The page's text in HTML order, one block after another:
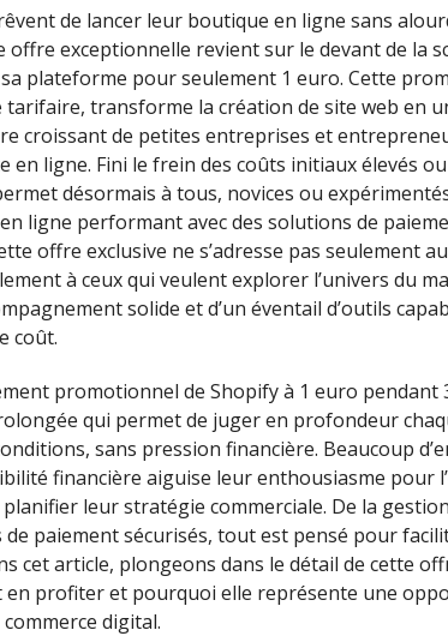
de lancer leur boutique en ligne sans
offre exceptionnelle revient sur le devant de la
sa plateforme pour seulement 1 euro. Cette
tarifaire, transforme la création de site web en
croissant de petites entreprises et
en ligne. Fini le frein des coûts initiaux élevés
désormais à tous, novices ou
ligne performant avec des solutions de
offre exclusive ne s’adresse pas seulement
à ceux qui veulent explorer l’univers du
solide et d’un éventail d’outils
coût.
promotionnel de Shopify à 1 euro pendant
qui permet de juger en profondeur
sans pression financière. Beaucoup
financière aiguise leur enthousiasme pour
leur stratégie commerciale. De la
de paiement sécurisés, tout est pensé pour
cet article, plongeons dans le détail de cette
en profiter et pourquoi elle représente une
digital.